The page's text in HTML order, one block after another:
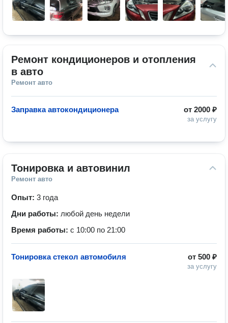
Ремонт кондиционеров и отопления
в авто
Ремонт авто
от 2000 ₽
за услугу
Заправка автокондиционера
Тонировка и автовинил
Ремонт авто
Опыт: 3 года
Дни работы: любой день недели
Время работы: с 10:00 по 21:00
от 500 ₽
за услугу
Тонировка стекол автомобиля